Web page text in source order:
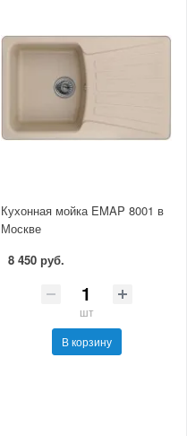
Кухонная мойка EMAP 8001 в
Москве
8 450 руб.
шт
В корзину